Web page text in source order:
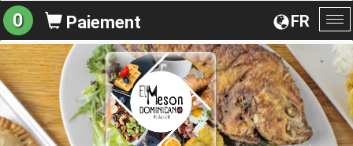
la
FR
0 Paiement